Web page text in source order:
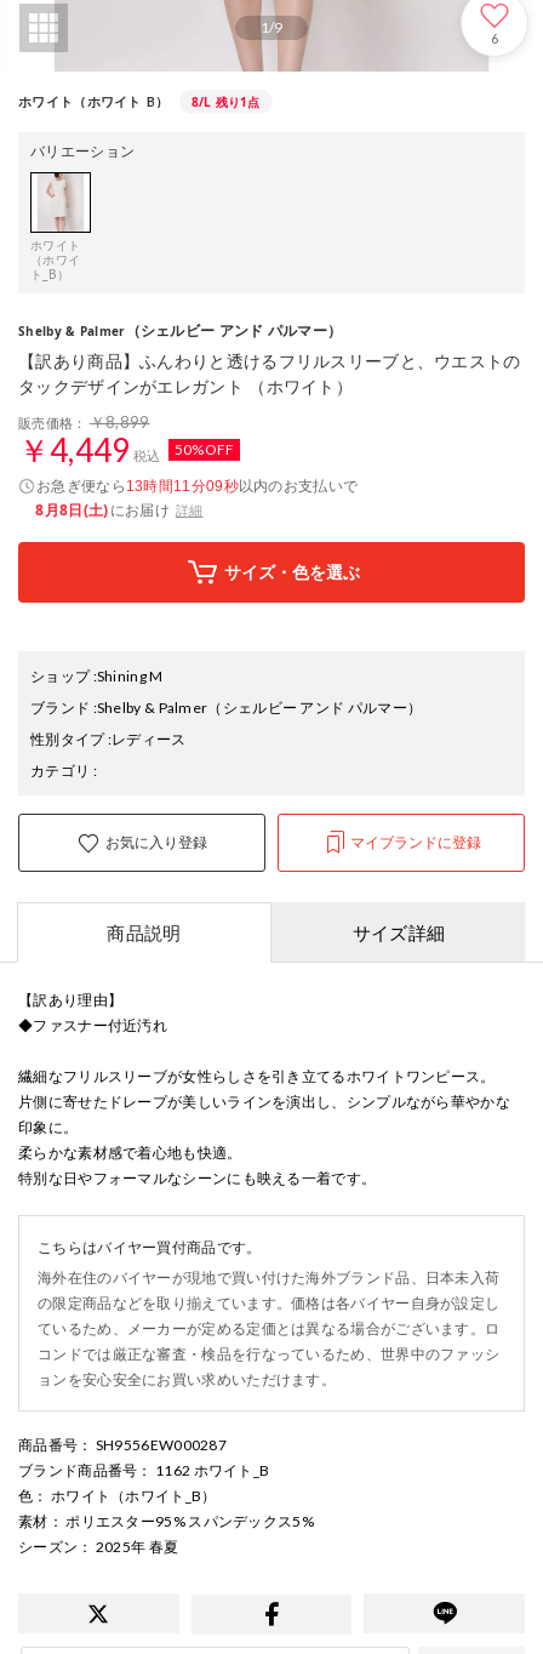
1/9
6
ホワイト（ホワイト_B） 8/L 残り1点
バリエーション
ホワイト
（ホワイ
ト_B）
Shelby & Palmer （シェルビー アンド パルマー）
【訳あり商品】ふんわりと透けるフリルスリーブと、ウエストの
タックデザインがエレガント （ホワイト）
販売価格： ￥8,899
￥4,449 税込 50%OFF
お急ぎ便なら 13時間11分08秒以内のお支払いで
8月8日(土)にお届け 詳細
サイズ・色を選ぶ
ショップ:Shining M
ブランド :Shelby & Palmer （シェルビー アンド パルマー）
性別タイプ:レディース
カテゴリ :
お気に入り登録 マイブランドに登録
商品説明 サイズ詳細
【訳あり理由】
◆ファスナー付近汚れ
繊細なフリルスリーブが女性らしさを引き立てるホワイトワンピース。
片側に寄せたドレープが美しいラインを演出し、シンプルながら華やかな
印象に。
柔らかな素材感で着心地も快適。
特別な日やフォーマルなシーンにも映える一着です。
こちらはバイヤー買付商品です。
海外在住のバイヤーが現地で買い付けた海外ブランド品、日本未入荷
の限定商品などを取り揃えています。価格は各バイヤー自身が設定し
ているため、メーカーが定める定価とは異なる場合がございます。ロ
コンドでは厳正な審査・検品を行なっているため、世界中のファッシ
ョンを安心安全にお買い求めいただけます。
商品番号 ： SH9556EW000287
ブランド商品番号 ： 1162 ホワイト_B
色 ： ホワイト（ホワイト_B）
素材 ： ポリエスター95% スパンデックス5%
シーズン ： 2025年 春夏